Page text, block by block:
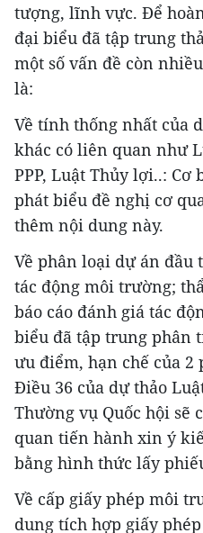
tượng, lĩnh vực. Để
đại biểu đã tập trung
một số vấn đề còn
là:
Về tính thống nhất của
khác có liên quan như
PPP, Luật Thủy lợi..:
phát biểu đề nghị cơ
thêm nội dung này.
Về phân loại dự án đầu
tác động môi trường;
báo cáo đánh giá tác
biểu đã tập trung phân
ưu điểm, hạn chế của
Điều 36 của dự thảo
Thường vụ Quốc hội sẽ
quan tiến hành xin ý
bằng hình thức lấy
Về cấp giấy phép môi
dung tích hợp giấy